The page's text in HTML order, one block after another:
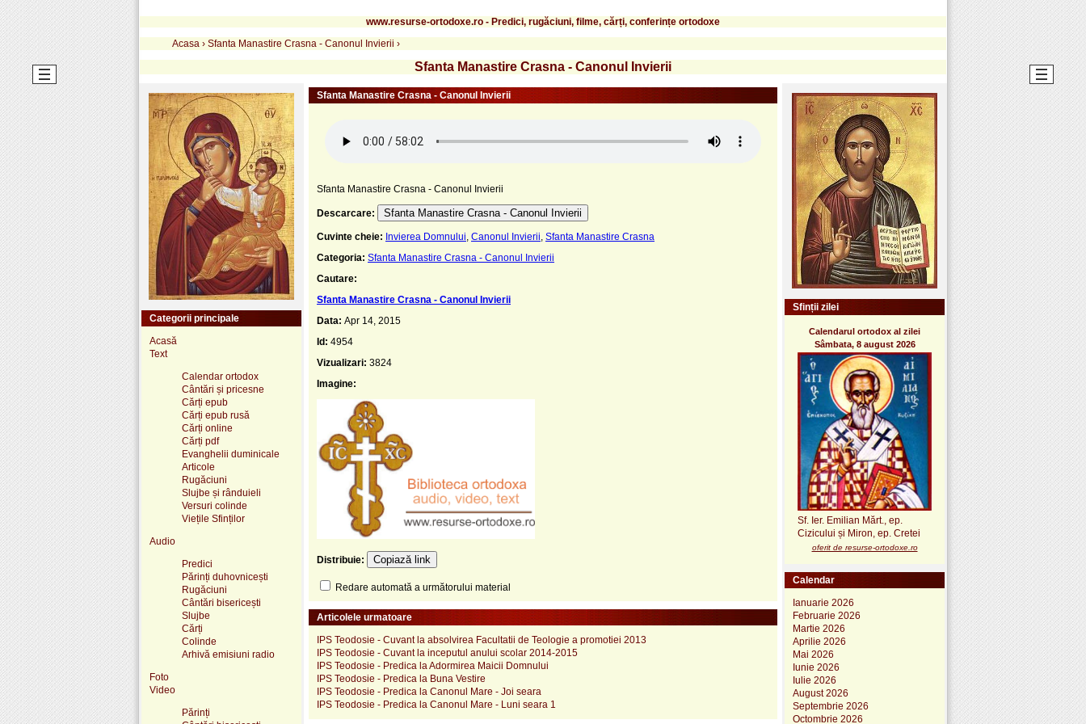
www.resurse-ortodoxe.ro - Predici, rugăciuni, filme, cărți, conferințe ortodoxe
Acasa › Sfanta Manastire Crasna - Canonul Invierii ›
Sfanta Manastire Crasna - Canonul Invierii
Sfanta Manastire Crasna - Canonul Invierii
Sfanta Manastire Crasna - Canonul Invierii
Descarcare: Sfanta Manastire Crasna - Canonul Invierii
Cuvinte cheie: Invierea Domnului Canonul Invierii Sfanta Manastire Crasna
Categoria: Sfanta Manastire Crasna - Canonul Invierii
Cautare:
Sfanta Manastire Crasna - Canonul Invierii
Data: Apr 14, 2015
Id: 4954
Vizualizari: 3824
Imagine:
Distribuie: Copiază link
Redare automată a următorului material
Articolele urmatoare
IPS Teodosie - Cuvant la absolvirea Facultatii de Teologie a promotiei 2013
IPS Teodosie - Cuvant la inceputul anului scolar 2014-2015
IPS Teodosie - Predica la Adormirea Maicii Domnului
IPS Teodosie - Predica la Buna Vestire
IPS Teodosie - Predica la Canonul Mare - Joi seara
IPS Teodosie - Predica la Canonul Mare - Luni seara 1
Categorii principale
Acasă
Text
Calendar ortodox
Cântări și pricesne
Cărți epub
Cărți epub rusă
Cărți online
Cărți pdf
Evanghelii duminicale
Articole
Rugăciuni
Slujbe și rânduieli
Versuri colinde
Viețile Sfinților
Audio
Predici
Părinți duhovnicești
Rugăciuni
Cântări bisericești
Slujbe
Cărți
Colinde
Arhivă emisiuni radio
Foto
Video
Părinți
Sfinții zilei
Calendarul ortodox al zilei
Sâmbata, 8 august 2026
Sf. Ier. Emilian Mărt., ep.
Cizicului și Miron, ep. Cretei
oferit de resurse-ortodoxe.ro
Calendar
Ianuarie 2026
Februarie 2026
Martie 2026
Aprilie 2026
Mai 2026
Iunie 2026
Iulie 2026
August 2026
Septembrie 2026
Octombrie 2026